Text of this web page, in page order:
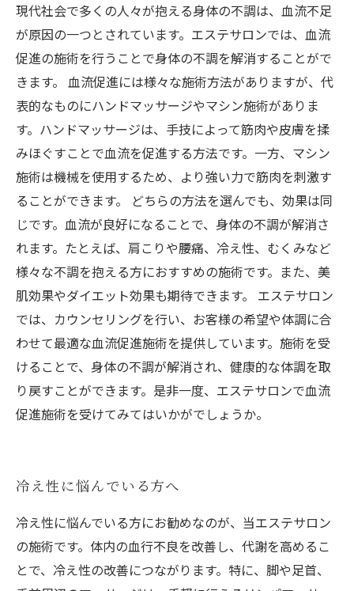
現代社会で多くの人々が抱える身体の不調は、血流不足
が原因の一つとされています。エステサロンでは、血流
促進の施術を行うことで身体の不調を解消することがで
きます。 血流促進には様々な施術方法がありますが、代
表的なものにハンドマッサージやマシン施術がありま
す。ハンドマッサージは、手技によって筋肉や皮膚を揉
みほぐすことで血流を促進する方法です。一方、マシン
施術は機械を使用するため、より強い力で筋肉を刺激す
ることができます。 どちらの方法を選んでも、効果は同
じです。血流が良好になることで、身体の不調が解消さ
れます。たとえば、肩こりや腰痛、冷え性、むくみなど
様々な不調を抱える方におすすめの施術です。また、美
肌効果やダイエット効果も期待できます。 エステサロン
では、カウンセリングを行い、お客様の希望や体調に合
わせて最適な血流促進施術を提供しています。施術を受
けることで、身体の不調が解消され、健康的な体調を取
り戻すことができます。是非一度、エステサロンで血流
促進施術を受けてみてはいかがでしょうか。
冷え性に悩んでいる方へ
冷え性に悩んでいる方にお勧めなのが、当エステサロン
の施術です。体内の血行不良を改善し、代謝を高めるこ
とで、冷え性の改善につながります。特に、脚や足首、